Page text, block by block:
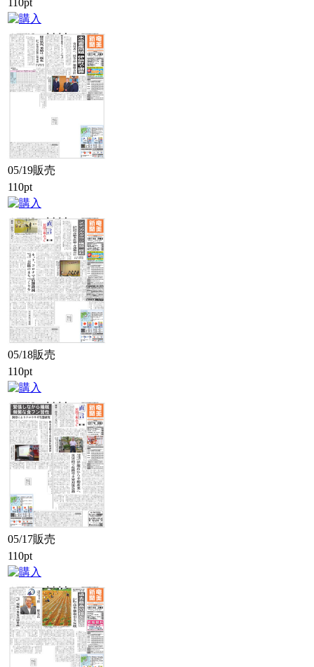
110pt
05/19販売
110pt
05/18販売
110pt
05/17販売
110pt